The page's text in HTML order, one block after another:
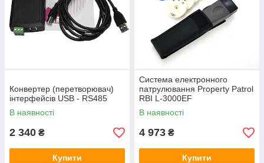
Конвертер (перетворювач)
інтерфейсів USB - RS485
В наявності
2 340 ₴
Купити
Система електронного
патрулювання Property Patrol
RBI L-3000EF
В наявності
4 973 ₴
Купити